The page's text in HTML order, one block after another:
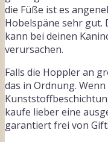
die Füße ist es
Hobelspäne sehr gut.
kann bei deinen
verursachen.
Falls die Hoppler an
das in Ordnung.
kaufe lieber eine
garantiert frei von